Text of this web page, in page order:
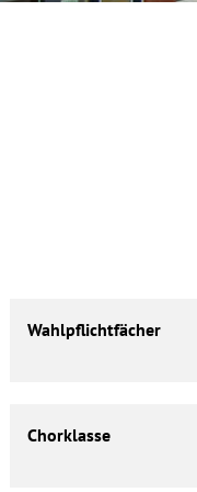
Wahlpflichtfächer
Chorklasse